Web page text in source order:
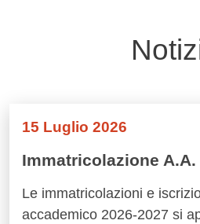
15 Luglio 2026
Immatricolazione A.A.
Le immatricolazioni e
accademico 2026-2027 si